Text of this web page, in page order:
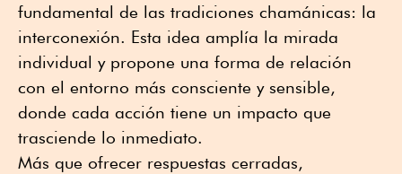
fundamental de las tradiciones chamánicas: la
interconexión. Esta idea amplía la mirada
individual y propone una forma de relación
con el entorno más consciente y sensible,
donde cada acción tiene un impacto que
trasciende lo inmediato.
Más que ofrecer respuestas cerradas,